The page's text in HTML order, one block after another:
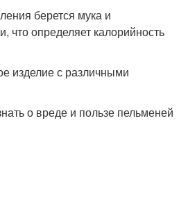
берется мука и
что определяет калорийность
изделие с различными
о вреде и пользе пельменей